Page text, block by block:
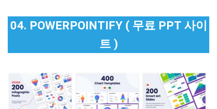
04. POWERPOINTIFY ( 무료 PPT 사이
트 )